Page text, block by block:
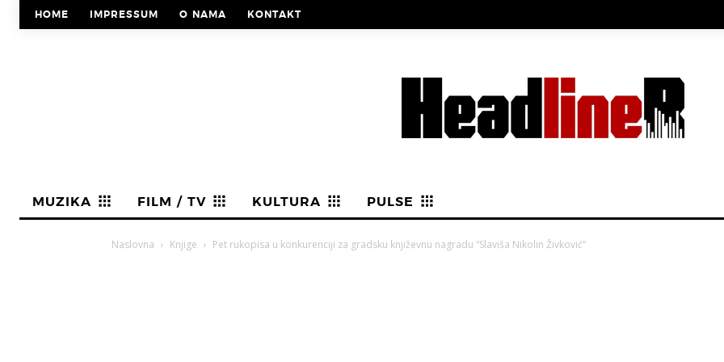
HOME IMPRESSUM O NAMA KONTAKT
MUZIKA FILM / TV KULTURA PULSE
Naslovna Knjige Pet rukopisa u konkurenciji za gradsku književnu nagradu “Slaviša Nikolin Živković”